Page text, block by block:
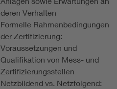
deren Verhalten
Formelle Rahmenbedingungen
der Zertifizierung:
Voraussetzungen und
Qualifikation von Mess- und
Zertifizierungsstellen
Netzbildend vs. Netzfolgend: